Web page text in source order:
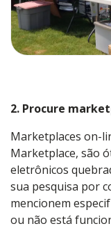
2. Procure
Marketplaces on-
Marketplace, são
eletrônicos
sua pesquisa por
mencionem
ou não está